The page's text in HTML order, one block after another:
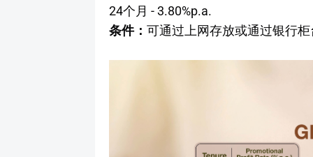
24个月 - 3.80%p.a.
条件： 可通过上网存放或通过银行